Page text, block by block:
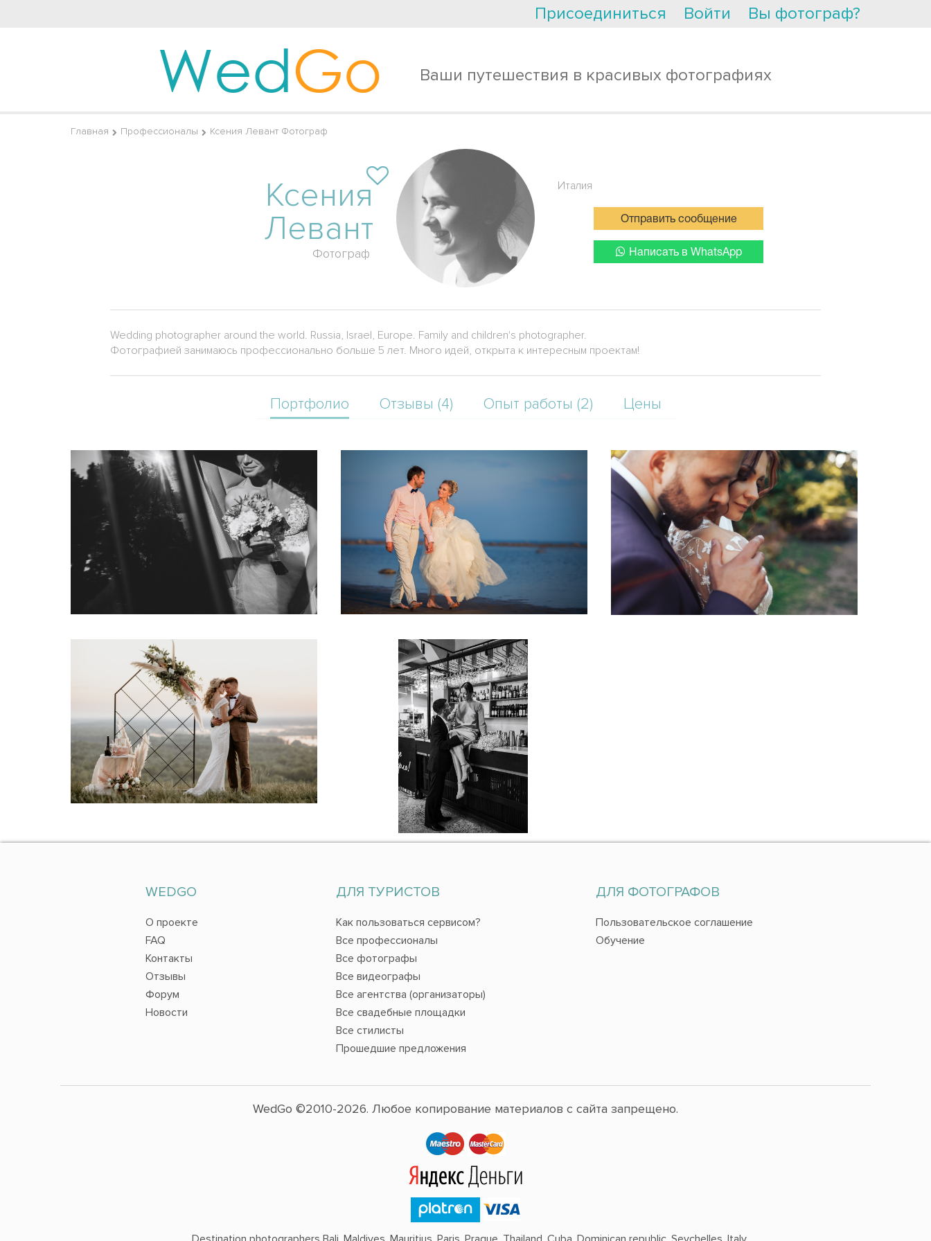
Присоединиться Войти Вы фотограф?
WedGo Ваши путешествия в красивых фотографиях
Главная Профессионалы Ксения Левант Фотограф
Ксения
Левант
Фотограф
Италия
Отправить сообщение
Написать в WhatsApp
Wedding photographer around the world. Russia, Israel, Europe. Family and children's photographer.
Фотографией занимаюсь профессионально больше 5 лет. Много идей, открыта к интересным проектам!
Портфолио Отзывы (4) Опыт работы (2) Цены
WEDGO
О проекте
FAQ
Контакты
Отзывы
Форум
Новости
ДЛЯ ТУРИСТОВ
Как пользоваться сервисом?
Все профессионалы
Все фотографы
Все видеографы
Все агентства (организаторы)
Все свадебные площадки
Все стилисты
Прошедшие предложения
ДЛЯ ФОТОГРАФОВ
Пользовательское соглашение
Обучение
WedGo ©2010-2026. Любое копирование материалов с сайта запрещено.